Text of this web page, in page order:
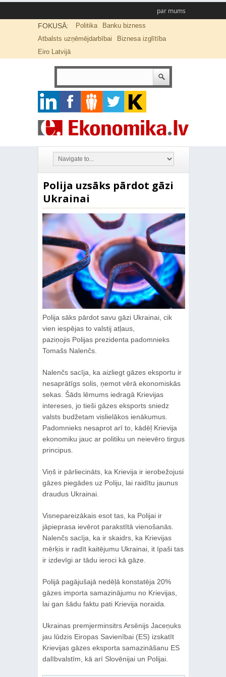
par mums
FOKUSĀ: Politika
Banku bizness
Atbalsts uzņēmējdarbībai
Biznesa izglītība
Eiro Latvijā
Polija uzsāks pārdot gāzi
Ukrainai
Polija sāks pārdot savu gāzi Ukrainai, cik
vien iespējas to valstij atļaus,
paziņojis Polijas prezidenta padomnieks
Tomašs Nalenčs.
Nalenčs sacīja, ka aizliegt gāzes eksportu ir
nesaprātīgs solis, ņemot vērā ekonomiskās
sekas. Šāds lēmums iedragā Krievijas
intereses, jo tieši gāzes eksports sniedz
valsts budžetam vislielākos ienākumus.
Padomnieks nesaprot arī to, kādēļ Krievija
ekonomiku jauc ar politiku un neievēro tirgus
principus.
Viņš ir pārliecināts, ka Krievija ir ierobežojusi
gāzes piegādes uz Poliju, lai raidītu jaunus
draudus Ukrainai.
Visnepareizākais esot tas, ka Polijai ir
jāpieprasa ievērot parakstītā vienošanās.
Nalenčs sacīja, ka ir skaidrs, ka Krievijas
mērķis ir radīt kaitējumu Ukrainai, it īpaši tas
ir izdevīgi ar tādu ieroci kā gāze.
Polijā pagājušajā nedēļā konstatēja 20%
gāzes importa samazinājumu no Krievijas,
lai gan šādu faktu pati Krievija noraida.
Ukrainas premjerminsitrs Arsēnijs Jaceņuks
jau lūdzis Eiropas Savienībai (ES) izskatīt
Krievijas gāzes eksporta samazināšanu ES
dalībvalstīm, kā arī Slovēnijai un Polijai.